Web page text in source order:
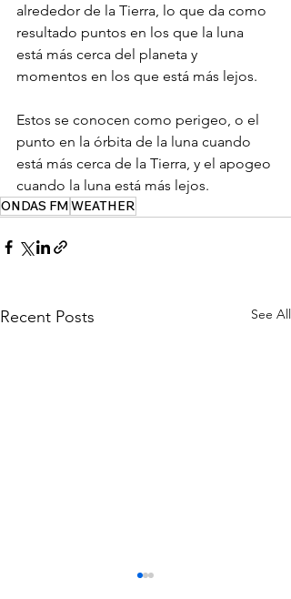
alrededor de la Tierra, lo que da como
resultado puntos en los que la luna
está más cerca del planeta y
momentos en los que está más lejos.
Estos se conocen como perigeo, o el
punto en la órbita de la luna cuando
está más cerca de la Tierra, y el apogeo
cuando la luna está más lejos.
ONDAS FMWEATHER
Recent Posts See All